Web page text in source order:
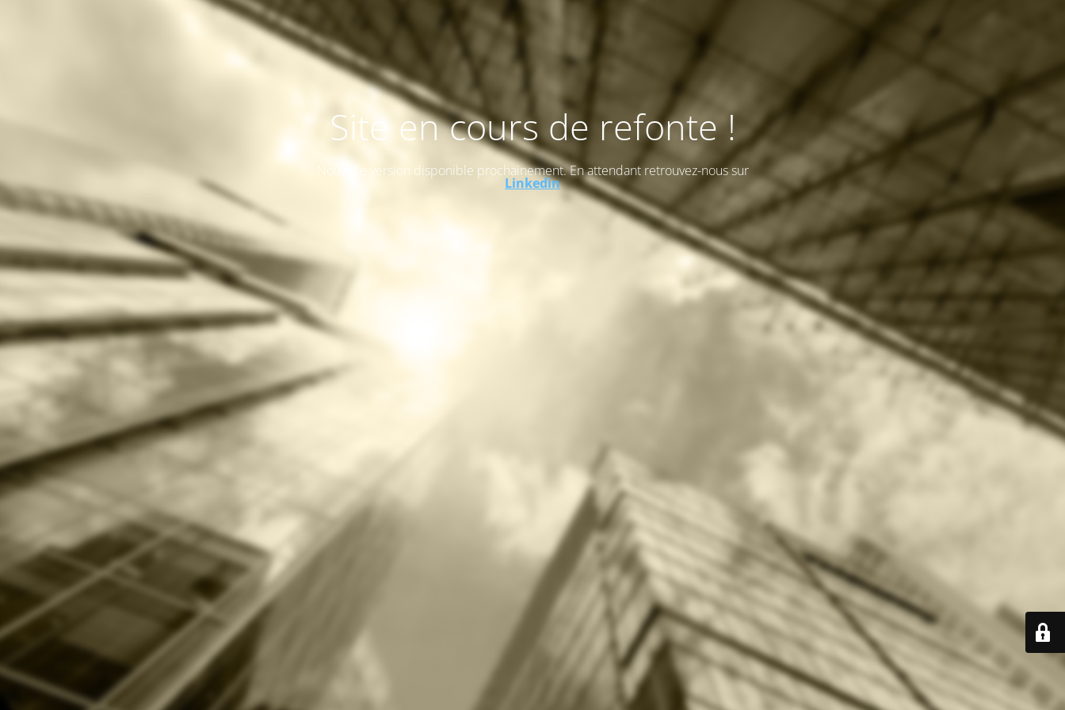
Site en cours de refonte !
Nouvelle version disponible prochainement. En attendant retrouvez-nous sur
Linkedin